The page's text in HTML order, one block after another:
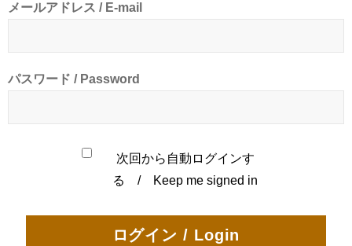
メールアドレス / E-mail
パスワード / Password
次回から自動ログインす
る / Keep me signed in